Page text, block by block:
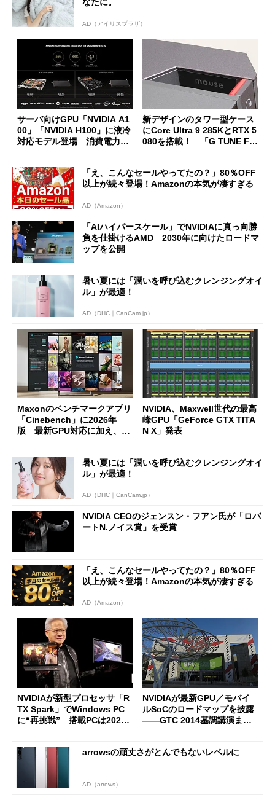
なたに。
AD（アイリスプラザ）
サーバ向けGPU「NVIDIA A1
00」「NVIDIA H100」に液冷
対応モデル登場 消費電力と
新デザインのタワー型ケース
にCore Ultra 9 285KとRTX 5
080を搭載！ 「G TUNE FZ-
「え、こんなセールやってたの？」80％OFF
以上が続々登場！Amazonの本気が凄すぎる
AD（Amazon）
「AIハイパースケール」でNVIDIAに真っ向勝
負を仕掛けるAMD 2030年に向けたロードマ
ップを公開
暑い夏には「潤いを呼び込むクレンジングオイ
ル」が最適！
AD（DHC｜CanCam.jp）
Maxonのベンチマークアプリ
「Cinebench」に2026年
版 最新GPU対応に加え、マ
NVIDIA、Maxwell世代の最高
峰GPU「GeForce GTX TITA
N X」発表
暑い夏には「潤いを呼び込むクレンジングオイ
ル」が最適！
AD（DHC｜CanCam.jp）
NVIDIA CEOのジェンスン・フアン氏が「ロバ
ートN.ノイス賞」を受賞
「え、こんなセールやってたの？」80％OFF
以上が続々登場！Amazonの本気が凄すぎる
AD（Amazon）
NVIDIAが新型プロセッサ「R
TX Spark」でWindows PC
に“再挑戦” 搭載PCは2026
NVIDIAが最新GPU／モバイ
ルSoCのロードマップを披露
――GTC 2014基調講演まと
arrowsの頑丈さがとんでもないレベルに
AD（arrows）